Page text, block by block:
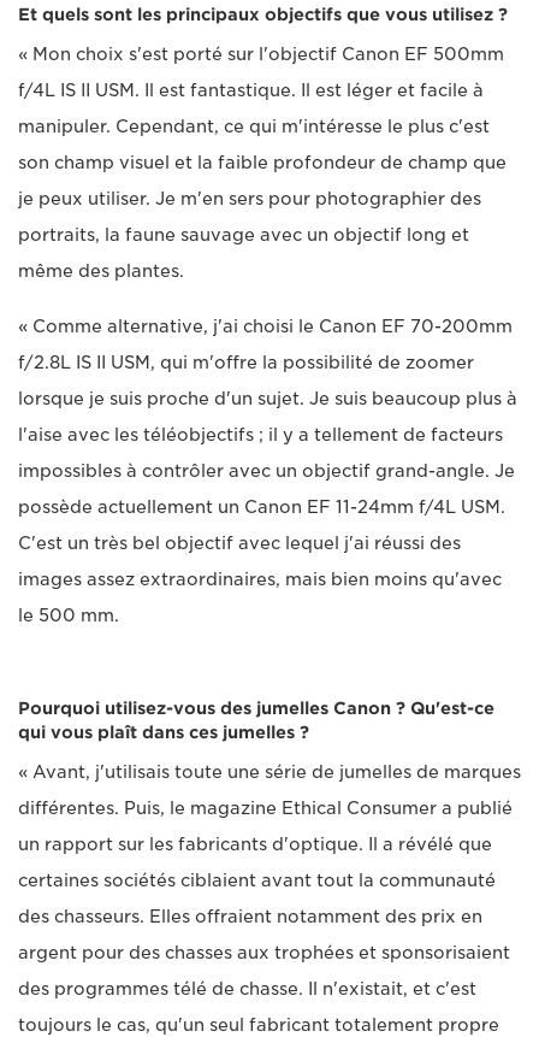
Et quels sont les principaux objectifs que vous utilisez ?
« Mon choix s'est porté sur l'objectif Canon EF 500mm
f/4L IS II USM. Il est fantastique. Il est léger et facile à
manipuler. Cependant, ce qui m'intéresse le plus c'est
son champ visuel et la faible profondeur de champ que
je peux utiliser. Je m'en sers pour photographier des
portraits, la faune sauvage avec un objectif long et
même des plantes.
« Comme alternative, j'ai choisi le Canon EF 70-200mm
f/2.8L IS II USM, qui m'offre la possibilité de zoomer
lorsque je suis proche d'un sujet. Je suis beaucoup plus à
l'aise avec les téléobjectifs ; il y a tellement de facteurs
impossibles à contrôler avec un objectif grand-angle. Je
possède actuellement un Canon EF 11-24mm f/4L USM.
C'est un très bel objectif avec lequel j'ai réussi des
images assez extraordinaires, mais bien moins qu'avec
le 500 mm.
Pourquoi utilisez-vous des jumelles Canon ? Qu'est-ce
qui vous plaît dans ces jumelles ?
« Avant, j'utilisais toute une série de jumelles de marques
différentes. Puis, le magazine Ethical Consumer a publié
un rapport sur les fabricants d'optique. Il a révélé que
certaines sociétés ciblaient avant tout la communauté
des chasseurs. Elles offraient notamment des prix en
argent pour des chasses aux trophées et sponsorisaient
des programmes télé de chasse. Il n'existait, et c'est
toujours le cas, qu'un seul fabricant totalement propre